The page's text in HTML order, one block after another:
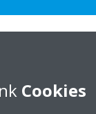
ausgeschaltet
Cookies